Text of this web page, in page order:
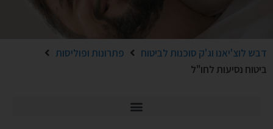
דבש לוצ'יאנו וג'ק סוכנות לביטוח
פתרונות ופוליסות
ביטוח נסיעות לחו"ל